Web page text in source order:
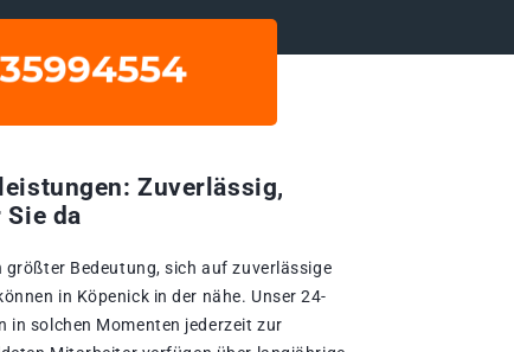
Zuverlässig,
da
Bedeutung, sich auf zuverlässige
in Köpenick in der nähe. Unser 24-
in solchen Momenten jederzeit zur